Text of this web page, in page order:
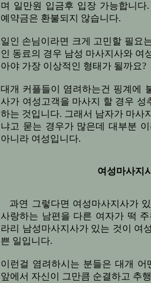
며 일만원 입금후 입장 가능합니
예약금은 환불되지 않습니다.
일인 손님이라면 크게 고민할 필요
인 동료의 경우 남성 마사지사와 여
아야 가장 이상적인 형태가 될까요?
대개 커플들이 염려하는건 핑계에
사가 여성고객을 마사지 할 경우
하는 것입니다. 그래서 남자가 마사
냐고 묻는 경우가 많은데 대부분
아니라 여성입니다.
여성마사지
과연 그렇다면 여성마사지사가
사랑하는 남편을 다른 여자가 떡
라리 남성마사지사가 있는 것이 여
쁜 일입니다.
이런걸 염려하시는 분들은 대개
앞에서 자신이 그만큼 순결하고 추